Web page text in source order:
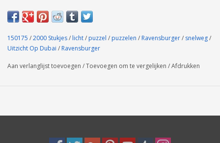
dan is dit de juiste puzzel voor jou. Dankzij de met de hand
oneindig. Jong en oud zullen genieten van deze Skyline
150175 /2000 Stukjes/ licht/ puzzel / puzzelen / Ravensburger/ snelweg/
Uitzicht Op Dubai / Ravensburger
Aan verlanglijst toevoegen /Toevoegen om te vergelijken /Afdrukken